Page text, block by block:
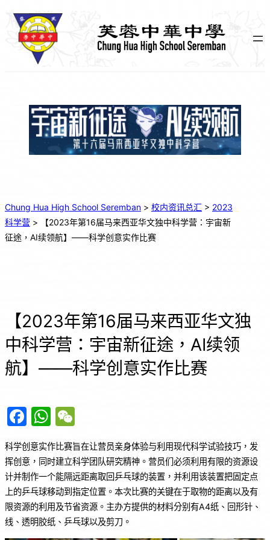
Chung Hua High School Seremban > 校内资讯总汇 > 2023
科学营 >
【2023年第16届马来西亚华文独中科学营：宇宙新
征途，AI续领航】——科学创意实作比赛
【2023年第16届马来西亚华文独
中科学营：宇宙新征途，AI续领
航】——科学创意实作比赛
F
a
c
e
b
o
o
W
h
at
s
A
p
p
e
C
h
at
科学创意实作比赛旨在让营员亲身体验与利用现代科学试验技巧，发
挥创意，同时建立科学团队研究精神。营员们必须利用有限的资源设
计并制作一个能隔远距离取回乒乓球的装置，并利用该装置把固定点
上的乒乓球移动到指定位置。本次比赛的关键在于取物的距离以及有
限资源的利用及节省资源。主办方提供的材料分别有A4纸、回形针、
线、透明胶纸、乒乓球以及剪刀。